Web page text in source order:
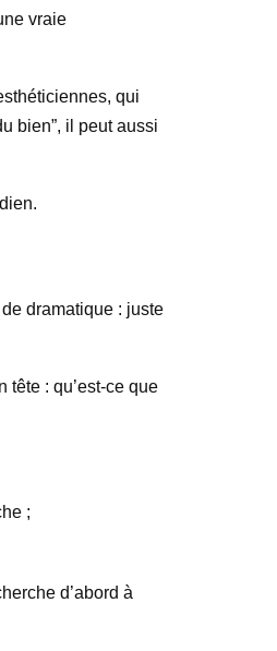
vraie
qui
bien”, il peut aussi
dramatique : juste
tête : qu’est-ce que
;
d’abord à